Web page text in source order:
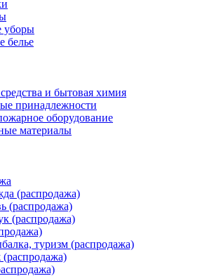
уборы
белье
и бытовая химия
принадлежности
оборудование
материалы
(распродажа)
(распродажа)
(распродажа)
туризм (распродажа)